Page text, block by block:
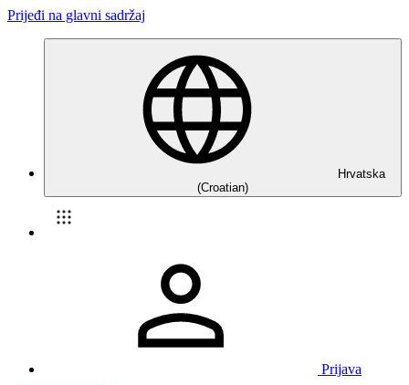
Prijeđi na glavni sadržaj
Hrvatska
(Croatian)
Prijava